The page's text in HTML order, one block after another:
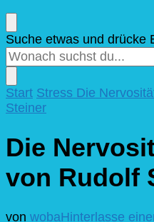
Suchst
du
nach
etwas?
Suche etwas und drücke
Start Stress Die
Steiner
Die
von Rudolf
von wobaHinterlasse